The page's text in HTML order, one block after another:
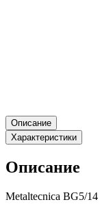
Описание
Характеристики
Описание
Metaltecnica BG5/14